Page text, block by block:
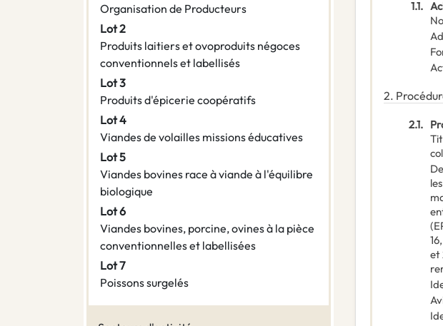
Organisation de Producteurs
Lot 2
Produits laitiers et ovoproduits négoces
conventionnels et labellisés
Lot 3
Produits d'épicerie coopératifs
Lot 4
Viandes de volailles missions éducatives
Lot 5
Viandes bovines race à viande à l'équilibre
biologique
Lot 6
Viandes bovines, porcine, ovines à la pièce
conventionnelles et labellisées
Lot 7
Poissons surgelés
1.1.
2.
2.1.
et